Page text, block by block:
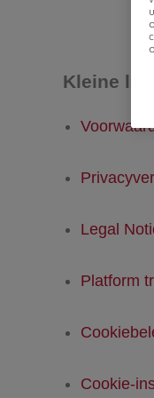
Kleine
Legal
Platform
Cookie-